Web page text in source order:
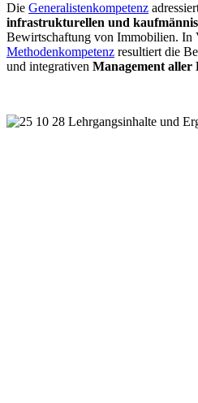
Die Generalistenkompetenz
infrastrukturellen und
Bewirtschaftung von Immobilien. In
Methodenkompetenz resultiert die
und integrativen Management aller